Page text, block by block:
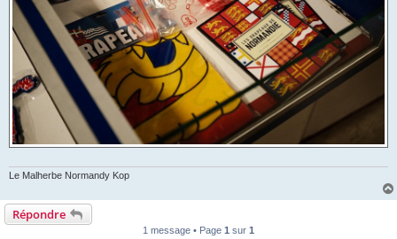
Le Malherbe Normandy Kop
Répondre
1 message • Page 1 sur 1